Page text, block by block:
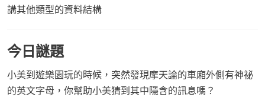
講其他類型的資料結構
今日謎題
小美到遊樂園玩的時候，突然發現摩天論的車廂外側有神祕
的英文字母，你幫助小美猜到其中隱含的訊息嗎？